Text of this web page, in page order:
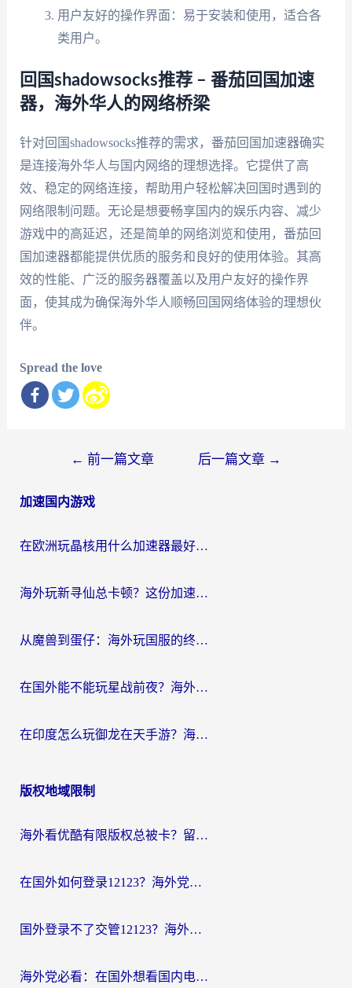
用户友好的操作界面：易于安装和使用，适合各
类用户。
回国shadowsocks推荐 – 番茄回国加速
器，海外华人的网络桥梁
针对回国shadowsocks推荐的需求，番茄回国加速器确实
是连接海外华人与国内网络的理想选择。它提供了高
效、稳定的网络连接，帮助用户轻松解决回国时遇到的
网络限制问题。无论是想要畅享国内的娱乐内容、减少
游戏中的高延迟，还是简单的网络浏览和使用，番茄回
国加速器都能提供优质的服务和良好的使用体验。其高
效的性能、广泛的服务器覆盖以及用户友好的操作界
面，使其成为确保海外华人顺畅回国网络体验的理想伙
伴。
Spread the love
导
← 前一篇文章 后一篇文章 →
加速国内游戏
在欧洲玩晶核用什么加速器最好呢？一个老玩家的真心话
海外玩新寻仙总卡顿？这份加速器选择指南让你秒回国服流畅体验
从魔兽到蛋仔：海外玩国服的终极加速指南，找到你的专属高速通道
在国外能不能玩星战前夜？海外党国服游戏不卡顿的秘密武器在这里
在印度怎么玩御龙在天手游？海外党畅玩国服的终极生存指南
版权地域限制
海外看优酷有限版权总被卡？留学生亲测有效的回国加速器选择指南
在国外如何登录12123？海外党必备的回国加速实用指南
国外登录不了交管12123？海外华人亲测有效的回国加速器选择指南
海外党必看：在国外想看国内电视剧用什么软件？3步解决地域限制